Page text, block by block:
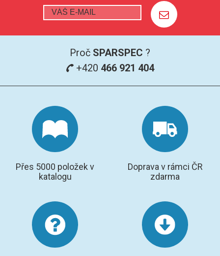
RAMAN
Proč SPARSPEC ?
+420 466 921 404
Přes 5000 položek v
katalogu
Doprava v rámci ČR
zdarma